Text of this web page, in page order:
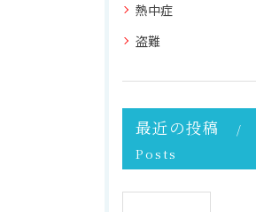
熱中症
盗難
最近の投稿
Posts